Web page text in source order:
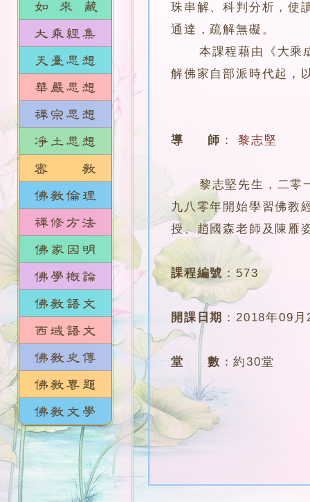
珠串解、科判分析，使
通達，疏解無礙。
本課程藉由《大乘成
解佛家自部派時代起，
導 師 ： 黎志堅
黎志堅先生，二零一
九八零年開始學習佛教
授、趙國森老師及陳雁
課程編號 ： 573
開課日期 ：2018年09月
堂 數 ：約30堂